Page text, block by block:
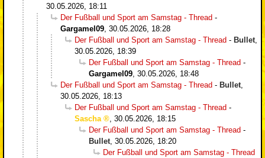
30.05.2026, 18:11
Der Fußball und Sport am Samstag - Thread -
Gargamel09 30.05.2026, 18:28
Der Fußball und Sport am Samstag - Thread - Bullet
30.05.2026, 18:39
Der Fußball und Sport am Samstag - Thread -
Gargamel09 30.05.2026, 18:48
Der Fußball und Sport am Samstag - Thread - Bullet
30.05.2026, 18:13
Der Fußball und Sport am Samstag - Thread -
Sascha
30.05.2026, 18:15
Der Fußball und Sport am Samstag - Thread -
Bullet 30.05.2026, 18:20
Der Fußball und Sport am Samstag - Thread